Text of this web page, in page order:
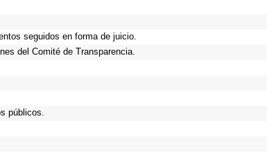
seguidos en forma de juicio.
del Comité de Transparencia.
públicos.